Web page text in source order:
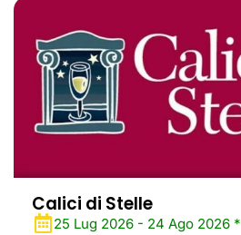
Calici di Stelle
25 Lug 2026 - 24 Ago 2026 *